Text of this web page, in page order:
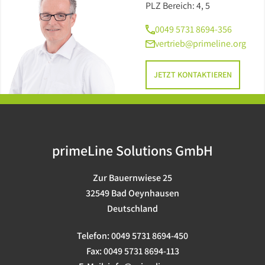
PLZ Bereich: 4, 5
0049 5731 8694-356
vertrieb@primeline.org
JETZT KONTAKTIEREN
primeLine Solutions GmbH
Zur Bauernwiese 25
32549 Bad Oeynhausen
Deutschland
Telefon:0049 5731 8694-450
Fax:0049 5731 8694-113